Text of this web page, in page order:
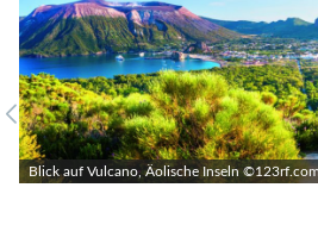
Blick auf Vulcano, Äolische Inseln